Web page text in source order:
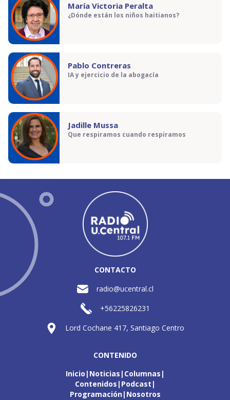
María Victoria Peralta
¿Dónde están los niños haitianos?
Pablo Contreras
IA y ejercicio de la abogacía
Jadille Mussa
Que respiramos cuando respiramos
CONTACTO
radio@ucentral.cl
+56225826231
Lord Cochane 417, Santiago Centro
CONTENIDO
Inicio Noticias Columnas
Contenidos Podcast
Programación Nosotros